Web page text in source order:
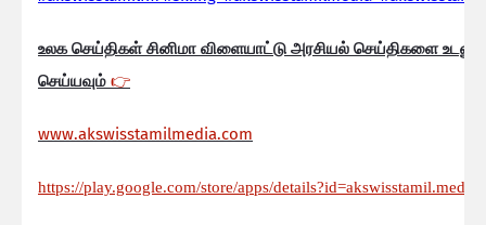
உலக செய்திகள் சினிமா விளையாட்டு அரசியல் செய்திகளை
செய்யவும் 👉
www.akswisstamilmedia.com
https://play.google.com/store/apps/details?id=akswisstamil.media